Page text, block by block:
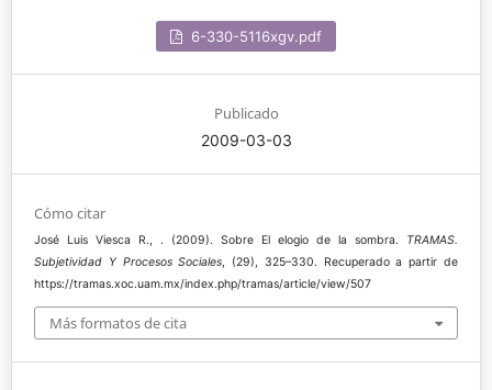
6-330-5116xgv.pdf
Publicado
2009-03-03
Cómo citar
José Luis Viesca R., . (2009). Sobre El elogio de la sombra. TRAMAS.
Subjetividad Y Procesos Sociales, (29), 325–330. Recuperado a partir de
https://tramas.xoc.uam.mx/index.php/tramas/article/view/507
Más formatos de cita